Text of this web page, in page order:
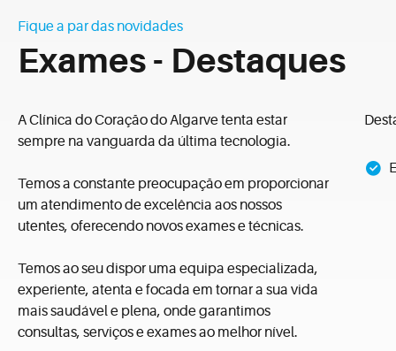
Fique a par das novidades
Exames - Destaques
A Clínica do Coração do Algarve tenta estar
sempre na vanguarda da última tecnologia.
Temos a constante preocupação em proporcionar
um atendimento de excelência aos nossos
utentes, oferecendo novos exames e técnicas.
Temos ao seu dispor uma equipa especializada,
experiente, atenta e focada em tornar a sua vida
mais saudável e plena, onde garantimos
consultas, serviços e exames ao melhor nível.